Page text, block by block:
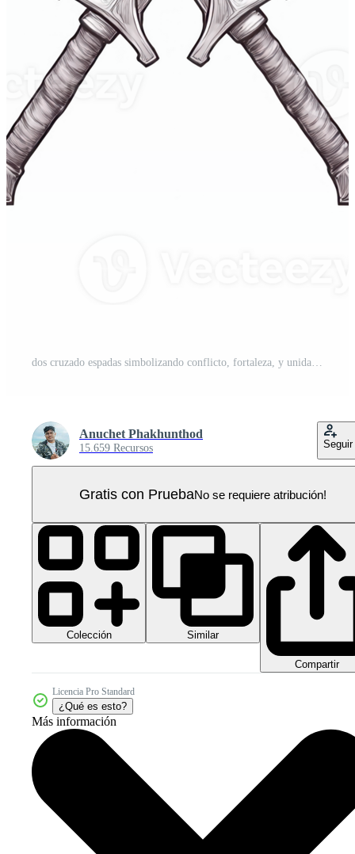
dos cruzado espadas simbolizando conflicto, fortaleza, y unidad en batalla. PNG Pro
Anuchet Phakhunthod
15.659 Recursos Seguir
Gratis con PruebaNo se requiere atribución!
Colección Similar
Compartir
Licencia Pro Standard
¿Qué es esto?
Más información